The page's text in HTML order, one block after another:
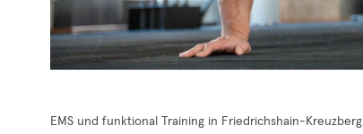
EMS und funktional Training in Friedrichshain-Kreuzberg